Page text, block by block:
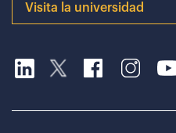
Visita la universidad